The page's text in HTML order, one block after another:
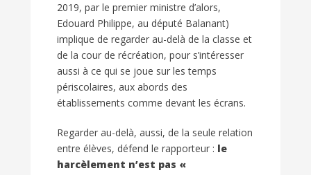
2019, par le premier ministre d’alors,
Edouard Philippe, au député Balanant)
implique de regarder au-delà de la classe et
de la cour de récréation, pour s’intéresser
aussi à ce qui se joue sur les temps
périscolaires, aux abords des
établissements comme devant les écrans.
Regarder au-delà, aussi, de la seule relation
entre élèves, défend le rapporteur : le
harcèlement n’est pas «